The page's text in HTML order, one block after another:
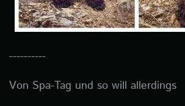
----------
Von Spa-Tag und so will allerdings